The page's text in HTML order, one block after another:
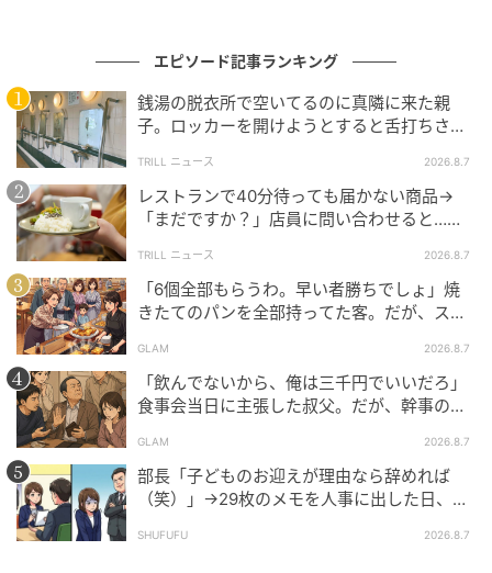
次の記事
「実は私も悩んでて」と打ち明けるつもりだ
った私が、友人のカメラロールで自分の嘘に
気付いた話
エピソード記事ランキング
銭湯の脱衣所で空いてるのに真隣に来た親
子。ロッカーを開けようとすると舌打ちさ
中で拍手」
TRILL ニュース 2026.8.7
レストランで40分待っても届かない商品→
「まだですか？」店員に問い合わせると…そ
せん」
TRILL ニュース 2026.8.7
「6個全部もらうわ。早い者勝ちでしょ」焼
きたてのパンを全部持ってた客。だが、スタ
GLAM 2026.8.7
「飲んでないから、俺は三千円でいいだろ」
食事会当日に主張した叔父。だが、幹事のい
GLAM 2026.8.7
部長「子どものお迎えが理由なら辞めれば
（笑）」→29枚のメモを人事に出した日、部
SHUFUFU 2026.8.7